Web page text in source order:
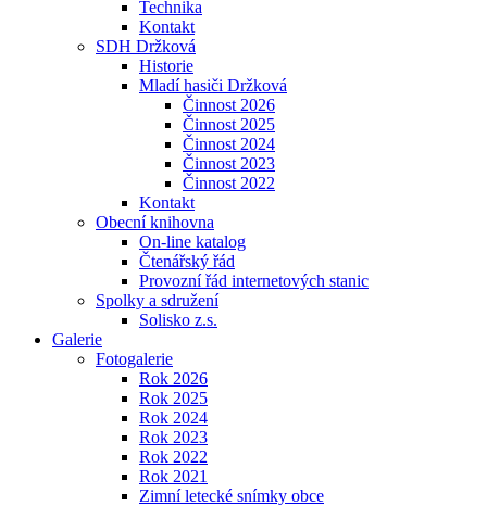
Technika
Kontakt
SDH Držková
Historie
Mladí hasiči Držková
Činnost 2026
Činnost 2025
Činnost 2024
Činnost 2023
Činnost 2022
Kontakt
Obecní knihovna
On-line katalog
Čtenářský řád
Provozní řád internetových stanic
Spolky a sdružení
Solisko z.s.
Galerie
Fotogalerie
Rok 2026
Rok 2025
Rok 2024
Rok 2023
Rok 2022
Rok 2021
Zimní letecké snímky obce